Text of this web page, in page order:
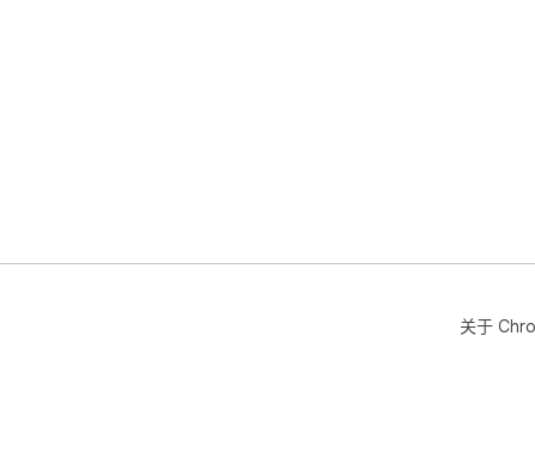
关于